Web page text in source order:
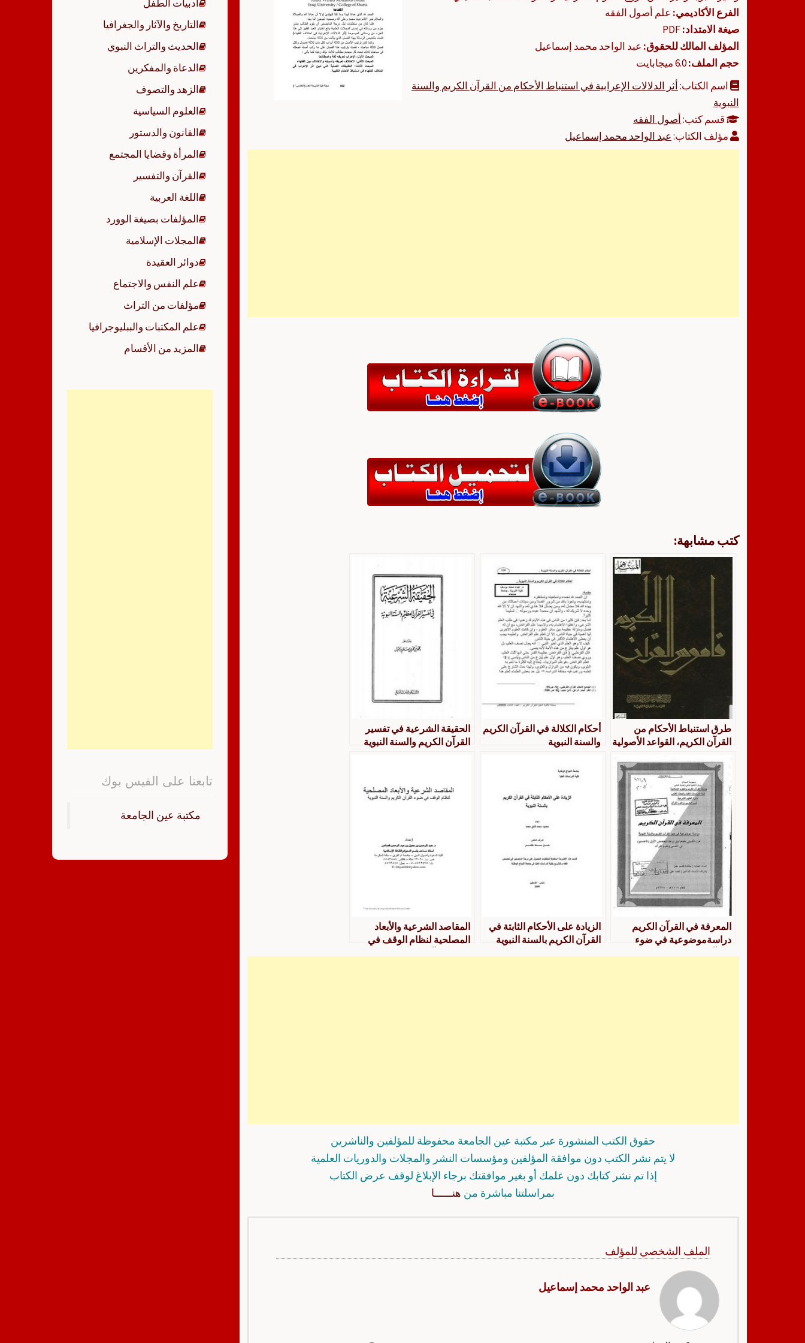
الفرع الأكاديمي: علم أصول الفقه
صيغة الامتداد:
المؤلف المالك للحقوق: عبد الواحد محمد إسماعيل
حجم الملف:6.0 ميجابايت
اسم الكتاب:أثر الدلالات الإعرابية في استنباط الأحكام من القرآن الكريم والسنة
النبوية
قسم كتب:أصول الفقه
مؤلف الكتاب:عبد الواحد محمد إسماعيل
كتب مشابهة:
طرق استنباط الأحكام من
القرآن الكريم، القواعد الأصولية
أحكام الكلالة في القرآن الكريم
والسنة النبوية
الحقيقة الشرعية في تفسير
القرآن الكريم والسنة النبوية
المعرفة في القرآن الكريم
دراسةموضوعية في ضوء
الزيادة على الأحكام الثابتة في
القرآن الكريم بالسنة النبوية
المقاصد الشرعية والأبعاد
المصلحية لنظام الوقف في
حقوق الكتب المنشورة عبر مكتبة عين الجامعة محفوظة للمؤلفين والناشرين
لا يتم نشر الكتب دون موافقة المؤلفين ومؤسسات النشر والمجلات والدوريات العلمية
إذا تم نشر كتابك دون علمك أو بغير موافقتك برجاء الإبلاغ لوقف عرض الكتاب
بمراسلتنا مباشرة من هنــــــا
الملف الشخصي للمؤلف
عبد الواحد محمد إسماعيل
أدبيات الطفل
التاريخ والآثار والجغرافيا
الحديث والتراث النبوي
الدعاة والمفكرين
الزهد والتصوف
العلوم السياسية
القانون والدستور
المرأة وقضايا المجتمع
القرآن والتفسير
اللغة العربية
المؤلفات بصيغة الوورد
المجلات الإسلامية
دوائر العقيدة
علم النفس والاجتماع
مؤلفات من التراث
علم المكتبات والببليوجرافيا
المزيد من الأقسام
تابعنا على الفيس بوك
‏مكتبة عين الجامعة‏